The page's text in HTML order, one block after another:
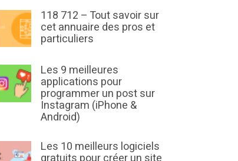
118 712 – Tout savoir sur
cet annuaire des pros et
particuliers
Les 9 meilleures
applications pour
programmer un post sur
Instagram (iPhone &
Android)
Les 10 meilleurs logiciels